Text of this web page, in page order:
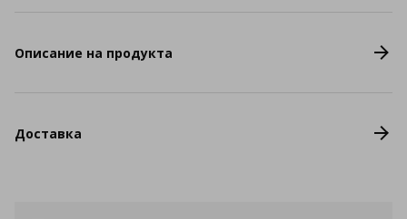
Описание на продукта
Доставка